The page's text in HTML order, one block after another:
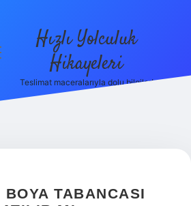
Hızlı Yolculuk
Hikayeleri
Teslimat maceralarıyla dolu bilgiler!
TABANCASI